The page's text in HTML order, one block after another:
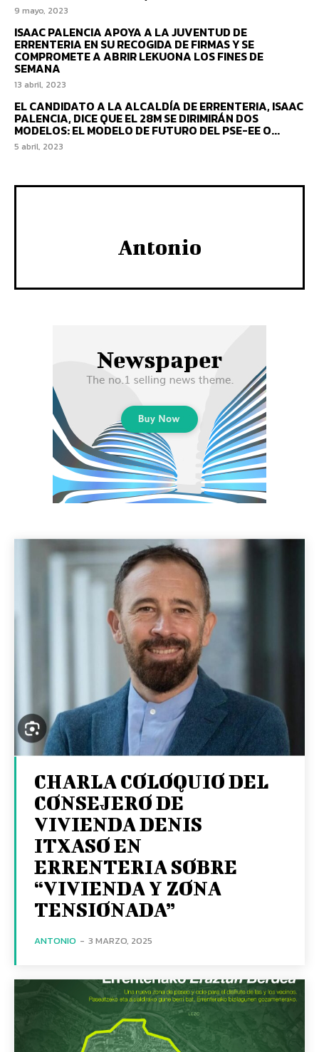
9 mayo, 2023
ISAAC PALENCIA APOYA A LA JUVENTUD DE
ERRENTERIA EN SU RECOGIDA DE FIRMAS Y SE
COMPROMETE A ABRIR LEKUONA LOS FINES DE
SEMANA
13 abril, 2023
EL CANDIDATO A LA ALCALDÍA DE ERRENTERIA, ISAAC
PALENCIA, DICE QUE EL 28M SE DIRIMIRÁN DOS
MODELOS: EL MODELO DE FUTURO DEL PSE-EE O...
5 abril, 2023
Antonio
CHARLA COLOQUIO DEL
CONSEJERO DE
VIVIENDA DENIS
ITXASO EN
ERRENTERIA SOBRE
“VIVIENDA Y ZONA
TENSIONADA”
ANTONIO - 3 MARZO, 2025